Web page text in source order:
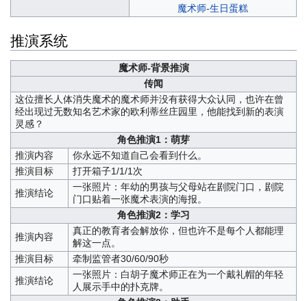
魔术师-生日蛋糕
推演系统
魔术师-背景推演
传闻
这位擅长人体消失魔术的魔术师并没有获得大众认同，也许在曾
经出现过无数知名艺术家的欧利蒂丝庄园里，他能找到新的表演
灵感？
角色推演1：萌芽
推演内容
你永远不知道自己会看到什么。
推演目标
打开箱子1/1/1次
推演结论
一张照片：年幼的男孩与父母站在剧院门口，剧院
门口贴着一张魔术表演的海报。
角色推演2：学习
推演内容
真正的教育者会解放你，但也许不是每个人都能理
解这一点。
推演目标
牵制监管者30/60/90秒
推演结论
一张照片：白胡子魔术师正在为一个戴礼帽的年轻
人展示手中的扑克牌。